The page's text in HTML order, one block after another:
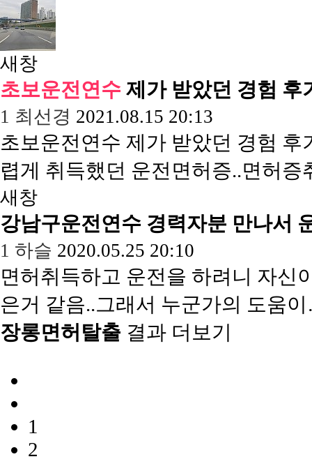
새창
초보운전연수 제가 받았던 경험 후
1 최선경 2021.08.15 20:13
초보운전연수 제가 받았던 경험
렵게 취득했던 운전면허증..면허
새창
강남구운전연수 경력자분 만나서
1 하슬 2020.05.25 20:10
면허취득하고 운전을 하려니 자신
은거 같음..그래서 누군가의 도움
장롱면허탈출 결과 더보기
1
2